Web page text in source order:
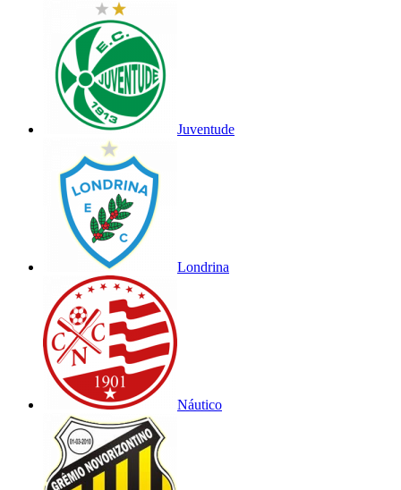
Juventude
Londrina
Náutico